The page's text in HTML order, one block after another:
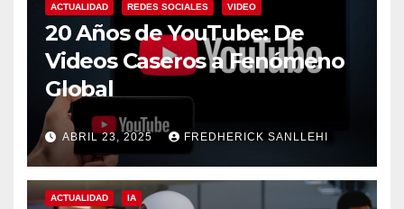
ACTUALIDAD REDES SOCIALES VIDEO
20 Años de YouTube: De
Videos Caseros a Fenómeno
Global
ABRIL 23, 2025 FREDHERICK SANLLEHI
ACTUALIDAD IA